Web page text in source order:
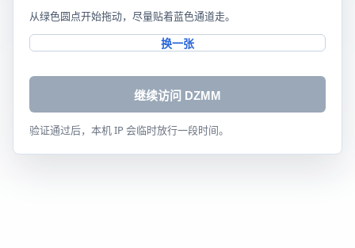
从绿色圆点开始拖动，尽量贴着蓝色通道走。
换一张
继续访问 DZMM
验证通过后，本机 IP 会临时放行一段时间。